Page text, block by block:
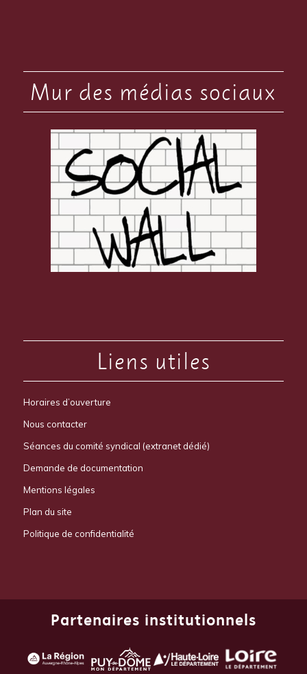
Mur des médias sociaux
Liens utiles
Horaires d’ouverture
Nous contacter
Séances du comité syndical (extranet dédié)
Demande de documentation
Mentions légales
Plan du site
Politique de confidentialité
Partenaires institutionnels